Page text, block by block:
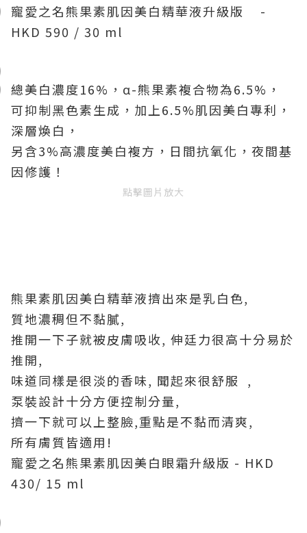
寵愛之名熊果素肌因美白精華液升級版 -
HKD 590 / 30 ml
總美白濃度16%，α-熊果素複合物為6.5%，
可抑制黑色素生成，加上6.5%肌因美白專利，
深層煥白，
另含3%高濃度美白複方，日間抗氧化，夜間基
因修護！
點擊圖片放大
熊果素肌因美白精華液擠出來是乳白色,
質地濃稠但不黏膩,
推開一下子就被皮膚吸收, 伸廷力很高十分易於
推開,
味道同樣是很淡的香味, 聞起來很舒服 ,
泵裝設計十分方便控制分量,
擠一下就可以上整臉,重點是不黏而清爽,
所有膚質皆適用!
寵愛之名熊果素肌因美白眼霜升級版 - HKD
430/ 15 ml